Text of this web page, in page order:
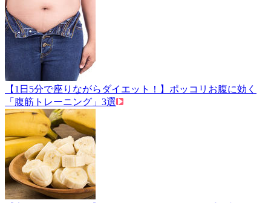
【1日5分で座りながらダイエット！】ポッコリお腹に効く
「腹筋トレーニング」3選